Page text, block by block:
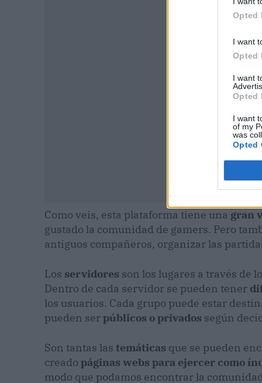
Opted
I want
Opted
I want
Opted
I want
of my
was
Opted
Como veis, esta plataforma tiene una gran
gustado la comunidad de gamers. Pero
antiguos compañeros, organizar las
Los servidores son los lugares a través de
Dentro de cada servidor se pueden tener
los usuarios. Cada grupo puede estar
pueden serpúblicos o privados según
Son tantas las temáticas que se pueden
creado páginas webs para ejercer como
modo que podamos encontrar la